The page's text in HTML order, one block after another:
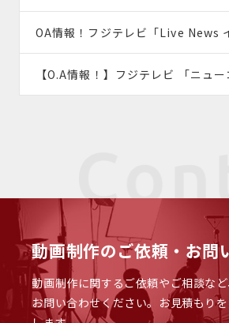
OA情報！フジテレビ「Live News
【O.A情報！】フジテレビ 「ニュー
動画制作のご依頼・お問
動画制作に関するご依頼やご相談な
お問い合わせください。 お見積もり